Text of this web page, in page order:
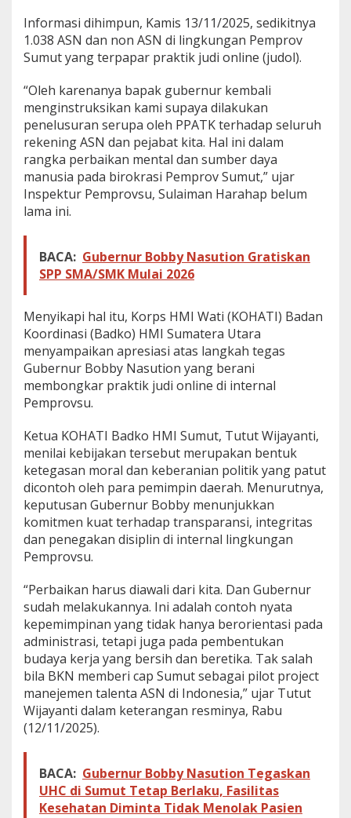
o
n
g
k
r
A
S
N
T
e
r
p
a
J
u
d
l
Informasi dihimpun, Kamis 13/11/2025, sedikitnya
1.038 ASN dan non ASN di lingkungan Pemprov
Sumut yang terpapar praktik judi online (judol).
“Oleh karenanya bapak gubernur kembali
menginstruksikan kami supaya dilakukan
penelusuran serupa oleh PPATK terhadap seluruh
rekening ASN dan pejabat kita. Hal ini dalam
rangka perbaikan mental dan sumber daya
manusia pada birokrasi Pemprov Sumut,” ujar
Inspektur Pemprovsu, Sulaiman Harahap belum
lama ini.
BACA: Gubernur Bobby Nasution Gratiskan
SPP SMA/SMK Mulai 2026
Menyikapi hal itu, Korps HMI Wati (KOHATI) Badan
Koordinasi (Badko) HMI Sumatera Utara
menyampaikan apresiasi atas langkah tegas
Gubernur Bobby Nasution yang berani
membongkar praktik judi online di internal
Pemprovsu.
Ketua KOHATI Badko HMI Sumut, Tutut Wijayanti,
menilai kebijakan tersebut merupakan bentuk
ketegasan moral dan keberanian politik yang patut
dicontoh oleh para pemimpin daerah. Menurutnya,
keputusan Gubernur Bobby menunjukkan
komitmen kuat terhadap transparansi, integritas
dan penegakan disiplin di internal lingkungan
Pemprovsu.
“Perbaikan harus diawali dari kita. Dan Gubernur
sudah melakukannya. Ini adalah contoh nyata
kepemimpinan yang tidak hanya berorientasi pada
administrasi, tetapi juga pada pembentukan
budaya kerja yang bersih dan beretika. Tak salah
bila BKN memberi cap Sumut sebagai pilot project
manejemen talenta ASN di Indonesia,” ujar Tutut
Wijayanti dalam keterangan resminya, Rabu
(12/11/2025).
BACA: Gubernur Bobby Nasution Tegaskan
UHC di Sumut Tetap Berlaku, Fasilitas
Kesehatan Diminta Tidak Menolak Pasien